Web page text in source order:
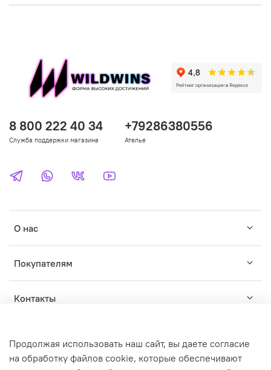
О нас
Покупателям
Контакты
8 800 222 40 34
Служба поддержки магазина
+79286380556
Ателье
Продолжая использовать наш сайт, вы даете согласие
на обработку файлов cookie, которые обеспечивают